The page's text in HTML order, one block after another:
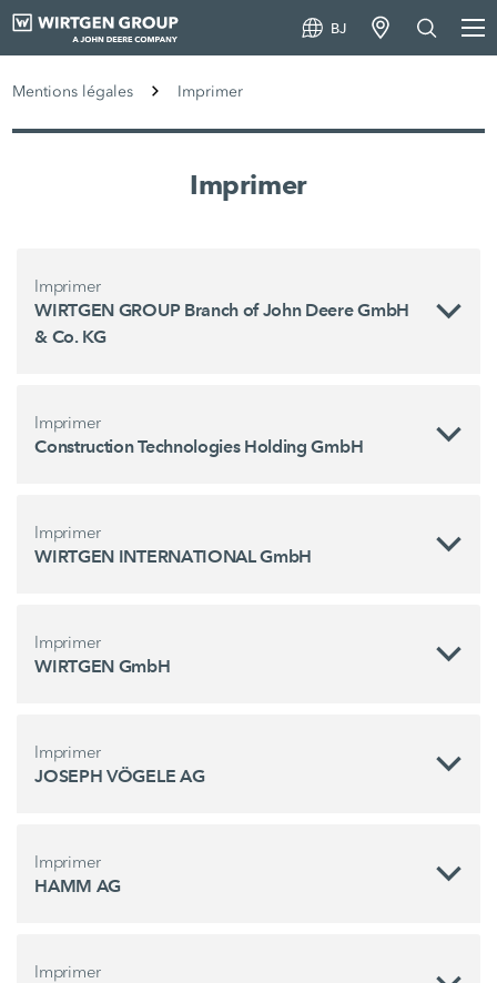
BJ
Mentions légales Imprimer
Imprimer
Imprimer
WIRTGEN GROUP Branch of John Deere GmbH
& Co. KG
Imprimer
Construction Technologies Holding GmbH
Imprimer
WIRTGEN INTERNATIONAL GmbH
Imprimer
WIRTGEN GmbH
Imprimer
JOSEPH VÖGELE AG
Imprimer
HAMM AG
Imprimer